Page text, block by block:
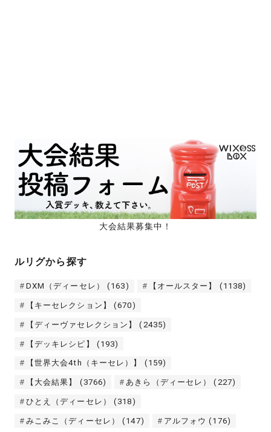
大会結果募集中！
ルリグから探す
DXM（ディーセレ） (163) 【オールスター】 (1138)
【キーセレクション】 (670)
【ディーヴァセレクション】 (2435)
【デッキレシピ】 (193)
【世界大会4th（キーセレ）】 (159)
【大会結果】 (3766) あきら（ディーセレ） (227)
ひとえ（ディーセレ） (318)
みこみこ（ディーセレ） (147) アルフォウ (176)